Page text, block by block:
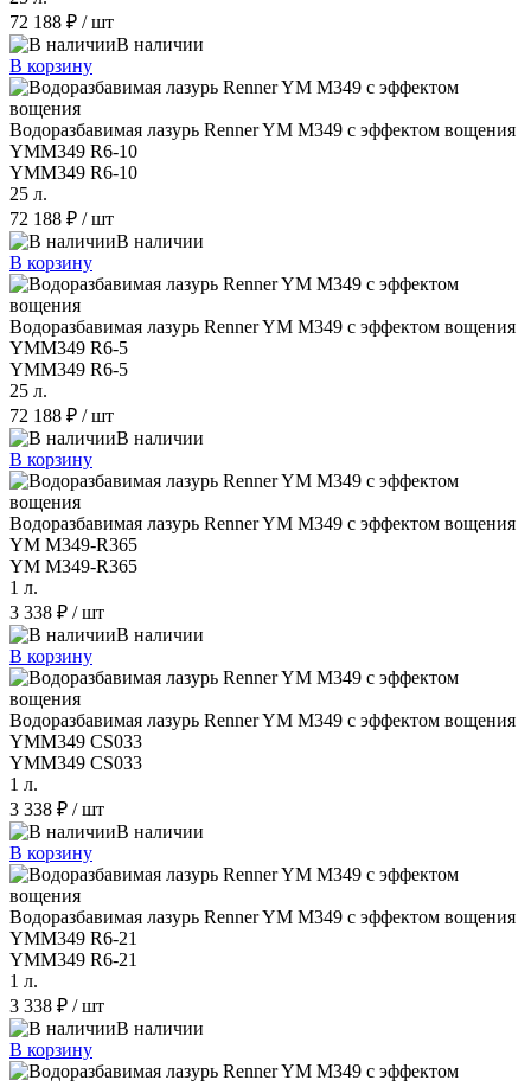
72 188 ₽ / шт
В наличии
В корзину
Водоразбавимая лазурь Renner YM M349 с эффектом вощения
YMM349 R6-10
YMM349 R6-10
25 л.
72 188 ₽ / шт
В наличии
В корзину
Водоразбавимая лазурь Renner YM M349 с эффектом вощения
YMM349 R6-5
YMM349 R6-5
25 л.
72 188 ₽ / шт
В наличии
В корзину
Водоразбавимая лазурь Renner YM M349 с эффектом вощения
YM M349-R365
YM M349-R365
1 л.
3 338 ₽ / шт
В наличии
В корзину
Водоразбавимая лазурь Renner YM M349 с эффектом вощения
YMM349 CS033
YMM349 CS033
1 л.
3 338 ₽ / шт
В наличии
В корзину
Водоразбавимая лазурь Renner YM M349 с эффектом вощения
YMM349 R6-21
YMM349 R6-21
1 л.
3 338 ₽ / шт
В наличии
В корзину